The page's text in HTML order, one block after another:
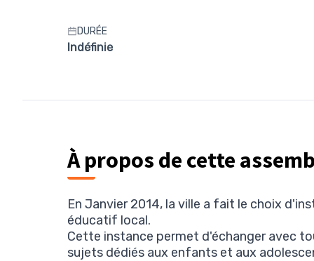
DURÉE
Indéfinie
À propos de cette
En Janvier 2014, la ville a fait le choix
éducatif local.
Cette instance permet d'échanger avec
sujets dédiés aux enfants et aux